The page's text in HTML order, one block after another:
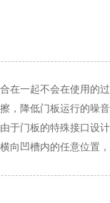
一起不会在使用的
，降低门板运行的噪
于门板的特殊接口设
向凹槽内的任意位置